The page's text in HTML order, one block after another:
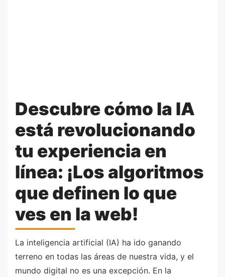
Descubre cómo la IA
está revolucionando
tu experiencia en
línea: ¡Los algoritmos
que definen lo que
ves en la web!
La inteligencia artificial (IA) ha ido ganando
terreno en todas las áreas de nuestra vida, y el
mundo digital no es una excepción. En la